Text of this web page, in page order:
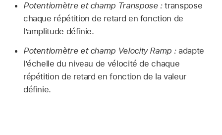
Potentiomètre et champ Transpose :transpose
chaque répétition de retard en fonction de
l’amplitude définie.
Potentiomètre et champ Velocity Ramp :adapte
l’échelle du niveau de vélocité de chaque
répétition de retard en fonction de la valeur
définie.